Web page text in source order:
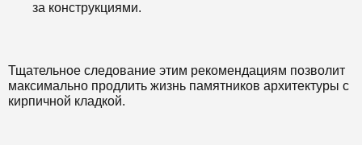
за конструкциями.
Тщательное следование этим рекомендациям позволит
максимально продлить жизнь памятников архитектуры с
кирпичной кладкой.